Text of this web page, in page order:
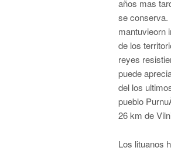
años mas
se conserva.
mantuvieorn
de los
reyes
puede
del los
pueblo
26 km de
Los lituanos